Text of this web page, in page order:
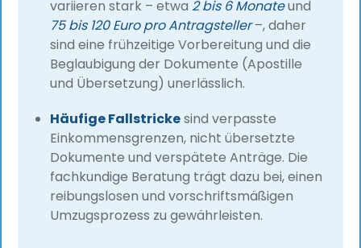
variieren stark – etwa 2 bis 6 Monateund
75 bis 120 Euro pro Antragsteller–, daher
sind eine frühzeitige Vorbereitung und die
Beglaubigung der Dokumente (Apostille
und Übersetzung) unerlässlich.
Häufige Fallstrickesind verpasste
Einkommensgrenzen, nicht übersetzte
Dokumente und verspätete Anträge. Die
fachkundige Beratung trägt dazu bei, einen
reibungslosen und vorschriftsmäßigen
Umzugsprozess zu gewährleisten.